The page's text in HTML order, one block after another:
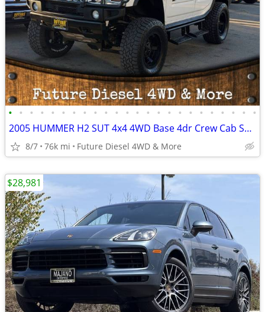
• • • • • • • • • • • • • • • • • • • • • • • •
2005 HUMMER H2 SUT 4x4 4WD Base 4dr Crew Cab SB Pickup Pickup Truck
8/7 76k mi Future Diesel 4WD & More
$28,981